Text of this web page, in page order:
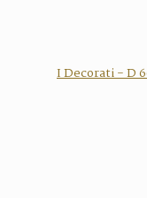
I Decorati - D